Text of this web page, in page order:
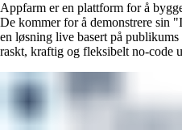
Appfarm er en plattform for å
De kommer for å demonstrere sin
en løsning live basert på
raskt, kraftig og fleksibelt no-code